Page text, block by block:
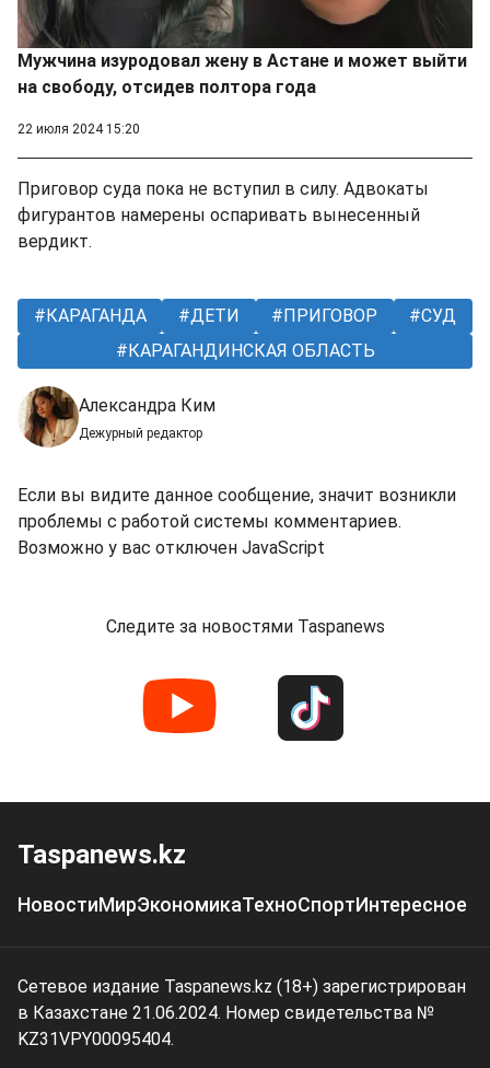
Мужчина изуродовал жену в Астане и может выйти
на свободу, отсидев полтора года
22 июля 2024 15:20
Приговор суда пока не вступил в силу. Адвокаты
фигурантов намерены оспаривать вынесенный
вердикт.
КАРАГАНДА ДЕТИ ПРИГОВОР
СУД
КАРАГАНДИНСКАЯ ОБЛАСТЬ
Александра Ким
Дежурный редактор
Если вы видите данное сообщение, значит возникли
проблемы с работой системы комментариев.
Возможно у вас отключен JavaScript
Следите за новостями Taspanews
Taspanews.kz
НовостиМирЭкономикаТехноСпортИнтересное
Сетевое издание Taspanews.kz (18+) зарегистрирован
в Казахстане 21.06.2024. Номер свидетельства №
KZ31VPY00095404.